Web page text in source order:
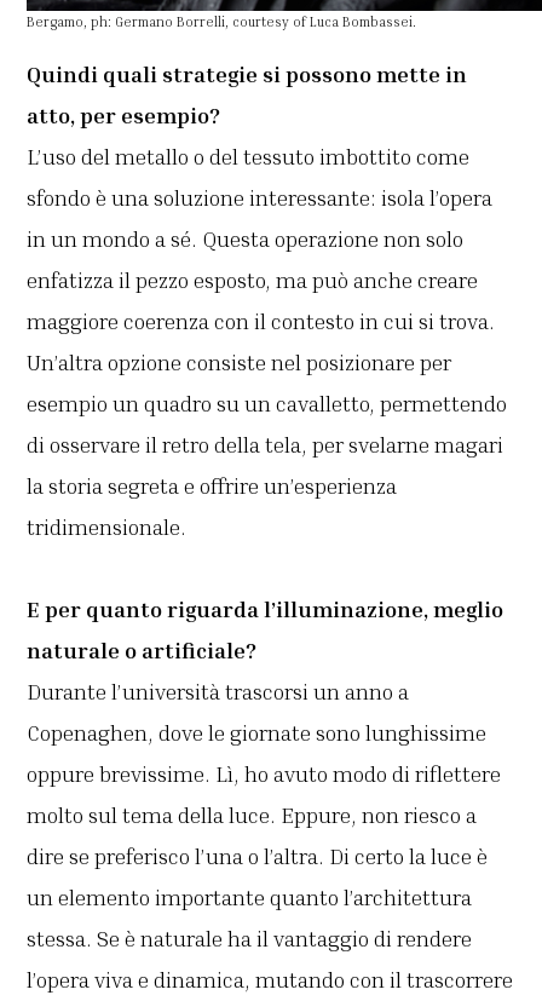
Bergamo, ph: Germano Borrelli, courtesy of Luca Bombassei.
Quindi quali strategie si possono mette in
atto, per esempio?
L’uso del metallo o del tessuto imbottito come
sfondo è una soluzione interessante: isola l’opera
in un mondo a sé. Questa operazione non solo
enfatizza il pezzo esposto, ma può anche creare
maggiore coerenza con il contesto in cui si trova.
Un’altra opzione consiste nel posizionare per
esempio un quadro su un cavalletto, permettendo
di osservare il retro della tela, per svelarne magari
la storia segreta e offrire un’esperienza
tridimensionale.
E per quanto riguarda l’illuminazione, meglio
naturale o artificiale?
Durante l’università trascorsi un anno a
Copenaghen, dove le giornate sono lunghissime
oppure brevissime. Lì, ho avuto modo di riflettere
molto sul tema della luce. Eppure, non riesco a
dire se preferisco l’una o l’altra. Di certo la luce è
un elemento importante quanto l’architettura
stessa. Se è naturale ha il vantaggio di rendere
l’opera viva e dinamica, mutando con il trascorrere